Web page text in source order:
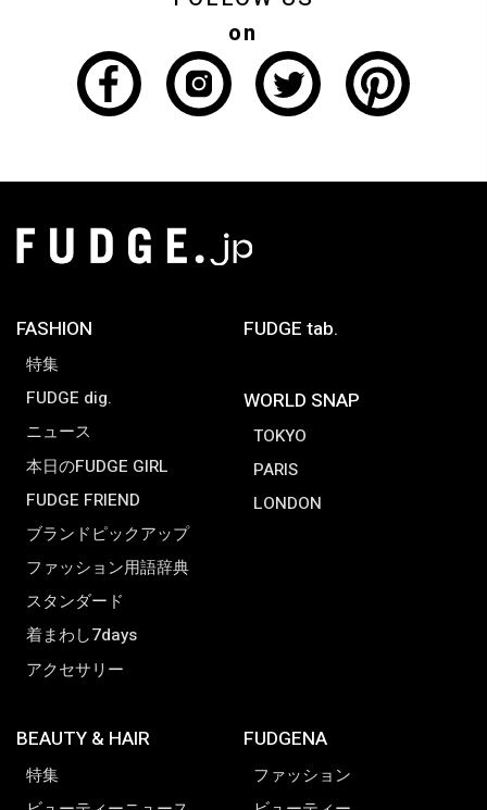
on
FASHION
特集
FUDGE dig.
ニュース
本日のFUDGE GIRL
FUDGE FRIEND
ブランドピックアップ
ファッション用語辞典
スタンダード
着まわし7days
アクセサリー
FUDGE tab.
WORLD SNAP
TOKYO
PARIS
LONDON
BEAUTY & HAIR
特集
FUDGENA
ファッション